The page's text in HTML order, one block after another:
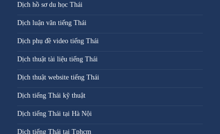
Dịch hồ sơ du học Thái
Dịch luận văn tiếng Thái
Dịch phụ đề video tiếng Thái
Dịch thuật tài liệu tiếng Thái
Dịch thuật website tiếng Thái
Dịch tiếng Thái kỹ thuật
Dịch tiếng Thái tại Hà Nội
Dịch tiếng Thái tại Tphcm